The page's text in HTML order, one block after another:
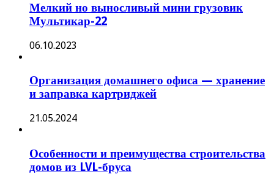
Мелкий но выносливый мини грузовик
Мультикар-22
06.10.2023
Организация домашнего офиса — хранение
и заправка картриджей
21.05.2024
Особенности и преимущества строительства
домов из LVL-бруса